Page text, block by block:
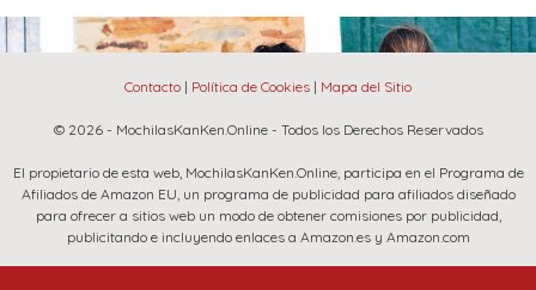
Contacto | Política de Cookies | Mapa del Sitio
© 2026 - MochilasKanKen.Online - Todos los Derechos Reservados
El propietario de esta web, MochilasKanKen.Online, participa en el Programa de
Afiliados de Amazon EU, un programa de publicidad para afiliados diseñado
para ofrecer a sitios web un modo de obtener comisiones por publicidad,
publicitando e incluyendo enlaces a Amazon.es y Amazon.com